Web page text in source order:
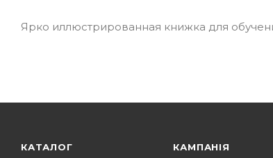
Ярко иллюстрированная книжка для
КАТАЛОГ КАМПАНІЯ